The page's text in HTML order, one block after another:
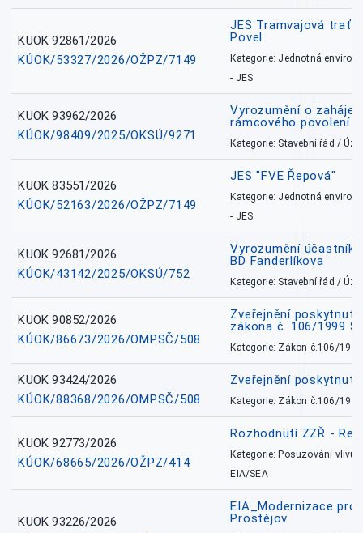
KUOK 92861/2026
KÚOK/53327/2026/OŽPZ/7149
JES Tramvajová trať
Povel
Kategorie: Jednotná
- JES
KUOK 93962/2026
KÚOK/98409/2025/OKSÚ/9271
Vyrozumění o
rámcového povolení
Kategorie: Stavební řád /
KUOK 83551/2026
KÚOK/52163/2026/OŽPZ/7149
JES "FVE Řepová"
Kategorie: Jednotná
- JES
KUOK 92681/2026
KÚOK/43142/2025/OKSÚ/752
Vyrozumění
BD Fanderlíkova
Kategorie: Stavební řád /
KUOK 90852/2026
KÚOK/86673/2026/OMPSČ/508
Zveřejnění
zákona č. 106/1999
Kategorie: Zákon č.106/1999
KUOK 93424/2026
KÚOK/88368/2026/OMPSČ/508
Zveřejnění
Kategorie: Zákon č.106/1999
KUOK 92773/2026
KÚOK/68665/2026/OŽPZ/414
Rozhodnutí ZZŘ -
Kategorie: Posuzování vlivů
EIA/SEA
KUOK 93226/2026
EIA_Modernizace
Prostějov